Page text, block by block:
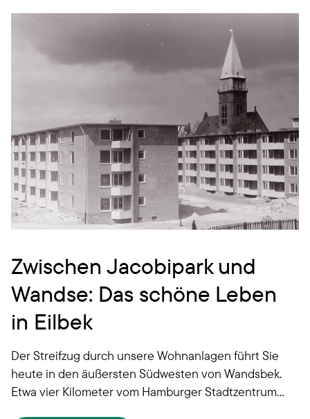
Zwischen Jacobipark und
Wandse: Das schöne Leben
in Eilbek
Der Streifzug durch unsere Wohnanlagen führt Sie
heute in den äußersten Südwesten von Wandsbek.
Etwa vier Kilometer vom Hamburger Stadtzentrum